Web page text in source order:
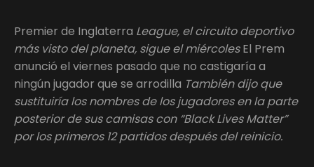
Premier de Inglaterra League, el circuito deportivo
más visto del planeta, sigue el miércolesEl Prem
anunció el viernes pasado que no castigaría a
ningún jugador que se arrodilla También dijo que
sustituiría los nombres de los jugadores en la parte
posterior de sus camisas con “Black Lives Matter”
por los primeros 12 partidos después del reinicio.